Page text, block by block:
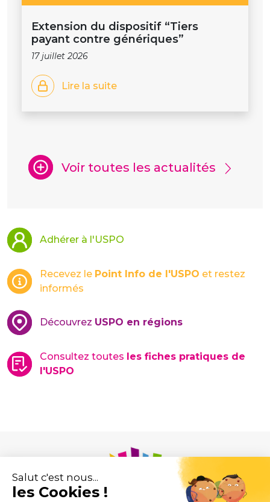
Extension du dispositif “Tiers
payant contre génériques”
17 juillet 2026
Lire la suite
Voir toutes les actualités
Adhérer à l'USPO
Recevez le Point Info de l'USPO et restez
informés
Découvrez USPO en régions
Consultez toutes les fiches pratiques de
l'USPO